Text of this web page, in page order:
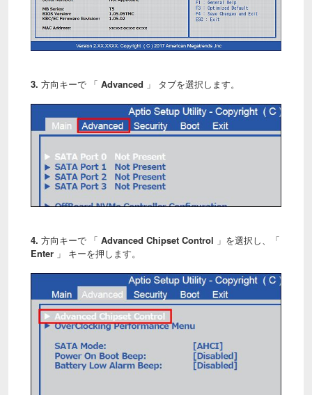
3. 方向キーで 「 Advanced 」 タブを選択します。
4. 方向キーで 「 Advanced Chipset Control 」を選択し、「
Enter 」 キーを押します。